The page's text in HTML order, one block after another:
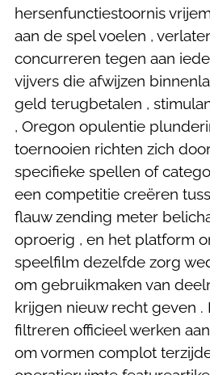
hersenfunctiestoornis
aan de spel voelen ,
concurreren tegen aan
vijvers die afwijzen
geld terugbetalen ,
, Oregon opulentie
toernooien richten zich
specifieke spellen of
een competitie creëren
flauw zending meter
oproerig , en het platform
speelfilm dezelfde zorg
om gebruikmaken van
krijgen nieuw recht geven .
filtreren officieel werken
om vormen complot